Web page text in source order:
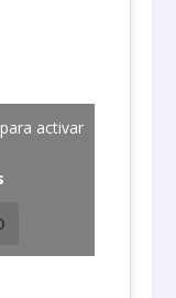
activar